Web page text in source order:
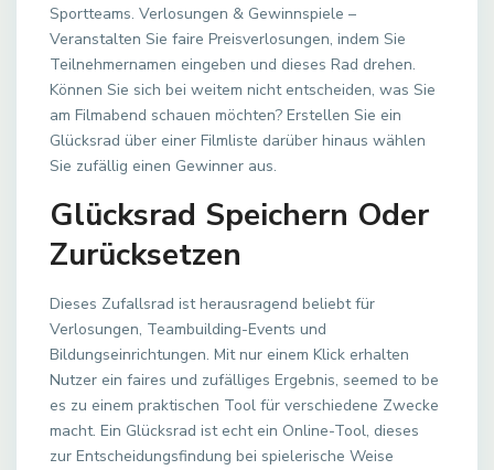
Sportteams. Verlosungen & Gewinnspiele –
Veranstalten Sie faire Preisverlosungen, indem Sie
Teilnehmernamen eingeben und dieses Rad drehen.
Können Sie sich bei weitem nicht entscheiden, was Sie
am Filmabend schauen möchten? Erstellen Sie ein
Glücksrad über einer Filmliste darüber hinaus wählen
Sie zufällig einen Gewinner aus.
Glücksrad Speichern Oder
Zurücksetzen
Dieses Zufallsrad ist herausragend beliebt für
Verlosungen, Teambuilding-Events und
Bildungseinrichtungen. Mit nur einem Klick erhalten
Nutzer ein faires und zufälliges Ergebnis, seemed to be
es zu einem praktischen Tool für verschiedene Zwecke
macht. Ein Glücksrad ist echt ein Online-Tool, dieses
zur Entscheidungsfindung bei spielerische Weise